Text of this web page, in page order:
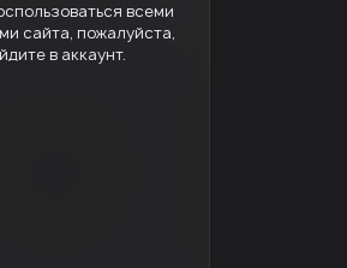
всеми
сайта, пожалуйста,
в аккаунт.